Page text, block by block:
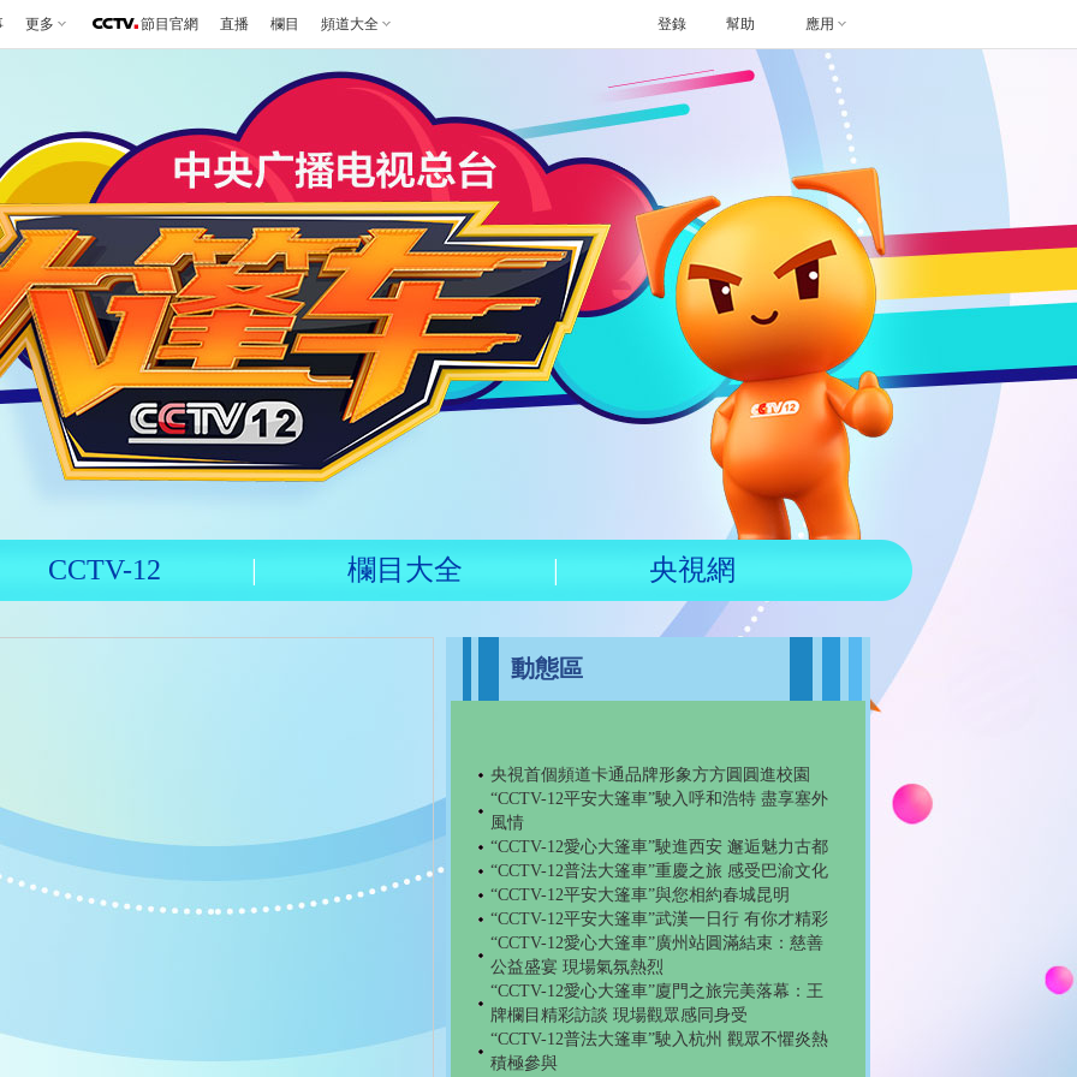
更多 節目官網 直播 欄目 頻道大全 幫助 應用
登錄
CCTV-12 | 欄目大全 | 央視網
動態區
央視首個頻道卡通品牌形象方方圓圓進校園
“CCTV-12平安大篷車”駛入呼和浩特 盡享塞外
風情
“CCTV-12愛心大篷車”駛進西安 邂逅魅力古都
“CCTV-12普法大篷車”重慶之旅 感受巴渝文化
“CCTV-12平安大篷車”與您相約春城昆明
“CCTV-12平安大篷車”武漢一日行 有你才精彩
“CCTV-12愛心大篷車”廣州站圓滿結束：慈善
公益盛宴 現場氣氛熱烈
“CCTV-12愛心大篷車”廈門之旅完美落幕：王
牌欄目精彩訪談 現場觀眾感同身受
“CCTV-12普法大篷車”駛入杭州 觀眾不懼炎熱
積極參與